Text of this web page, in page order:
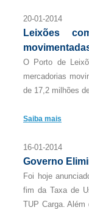
20-01-2014
Leixões
O Porto de
mercadorias
de 17,2 milhões
Saiba mais
16-01-2014
Governo
Foi hoje
fim da Taxa de
TUP Carga. Além